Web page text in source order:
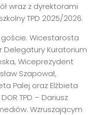
wraz z dyrektorami
TPD 2025/2026.
goście: Wicestarosta
Delegatury Kuratorium
Wiceprezydent
Szapował,
Palej oraz Elżbieta
TPD – Dariusz
Wzruszającym